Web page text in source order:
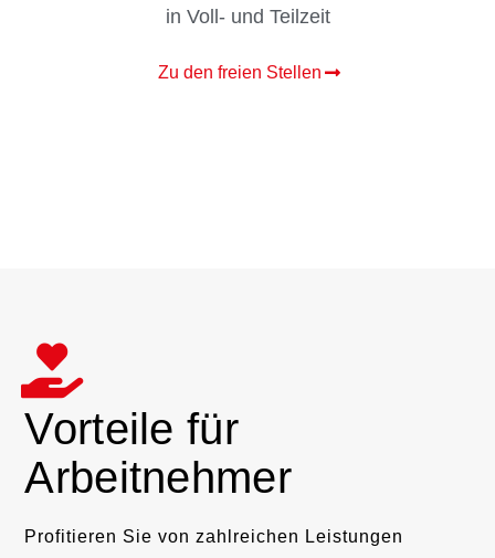
in Voll- und Teilzeit
Zu den freien Stellen
Vorteile für
Arbeitnehmer
Profitieren Sie von zahlreichen Leistungen